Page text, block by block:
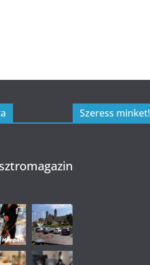
Szeress minket!